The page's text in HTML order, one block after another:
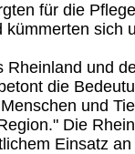
für die
sich
und
die
und
Die
Einsatz